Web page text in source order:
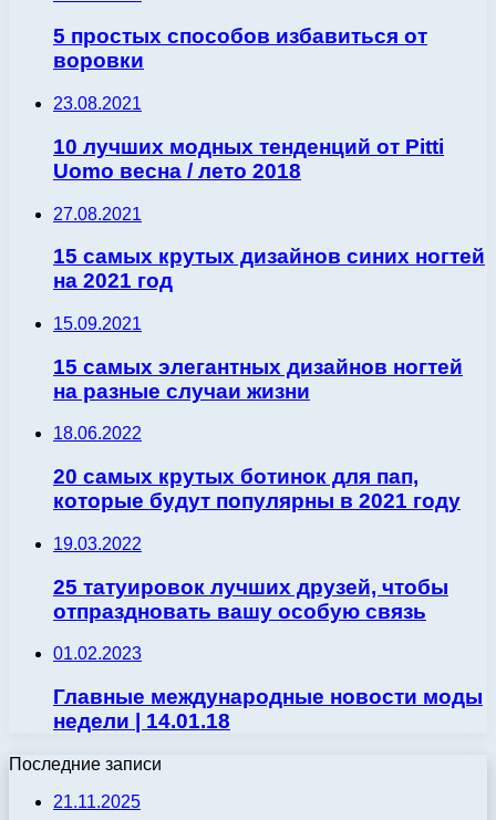
5 простых способов избавиться от
воровки
23.08.2021
10 лучших модных тенденций от Pitti
Uomo весна / лето 2018
27.08.2021
15 самых крутых дизайнов синих ногтей
на 2021 год
15.09.2021
15 самых элегантных дизайнов ногтей
на разные случаи жизни
18.06.2022
20 самых крутых ботинок для пап,
которые будут популярны в 2021 году
19.03.2022
25 татуировок лучших друзей, чтобы
отпраздновать вашу особую связь
01.02.2023
Главные международные новости моды
недели | 14.01.18
Последние записи
21.11.2025